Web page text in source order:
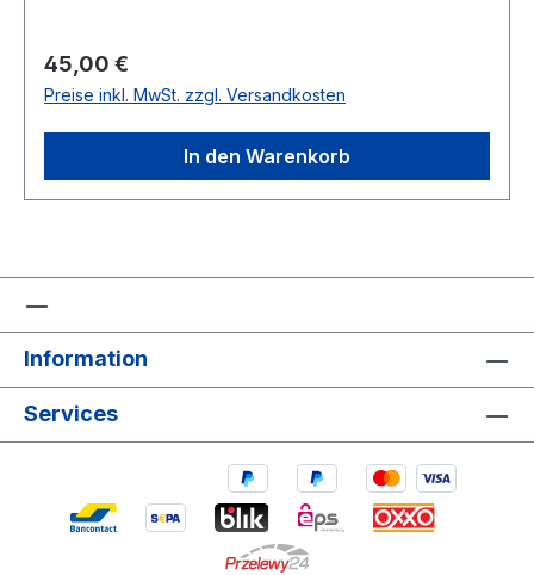
Regulärer Preis:
45,00 €
Preise inkl. MwSt. zzgl. Versandkosten
In den Warenkorb
Information
Services